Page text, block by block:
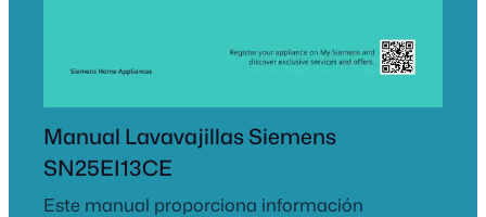
Manual Lavavajillas Siemens
SN25EI13CE
Este manual proporciona información